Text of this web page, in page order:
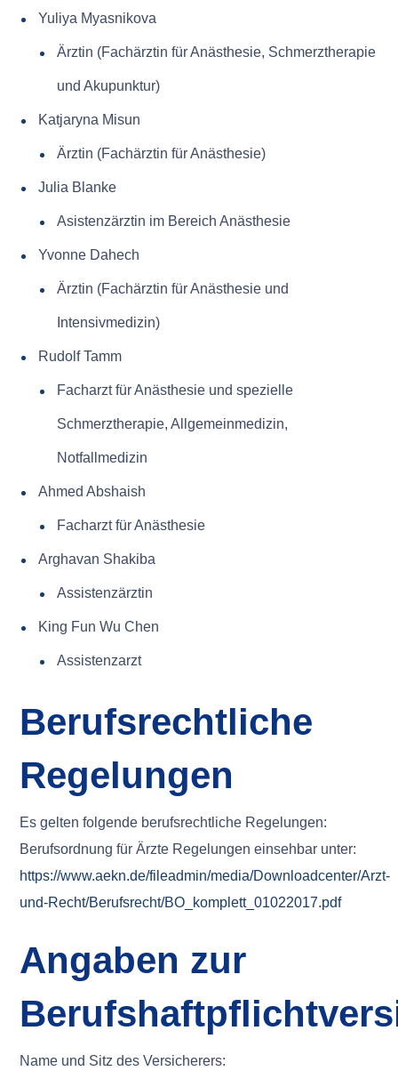
Yuliya Myasnikova
Ärztin (Fachärztin für Anästhesie, Schmerztherapie
und Akupunktur)
Katjaryna Misun
Ärztin (Fachärztin für Anästhesie)
Julia Blanke
Asistenzärztin im Bereich Anästhesie
Yvonne Dahech
Ärztin (Fachärztin für Anästhesie und
Intensivmedizin)
Rudolf Tamm
Facharzt für Anästhesie und spezielle
Schmerztherapie, Allgemeinmedizin,
Notfallmedizin
Ahmed Abshaish
Facharzt für Anästhesie
Arghavan Shakiba
Assistenzärztin
King Fun Wu Chen
Assistenzarzt
Berufsrechtliche
Regelungen
Es gelten folgende berufsrechtliche Regelungen:
Berufsordnung für Ärzte Regelungen einsehbar unter:
https://www.aekn.de/fileadmin/media/Downloadcenter/Arzt-
und-Recht/Berufsrecht/BO_komplett_01022017.pdf
Angaben zur
Name und Sitz des Versicherers: